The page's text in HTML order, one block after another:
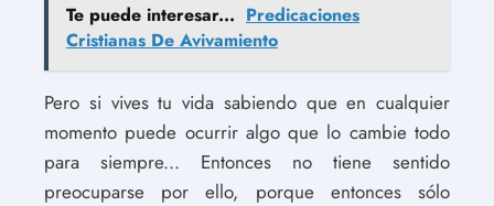
Te puede interesar... Predicaciones
Cristianas De Avivamiento
Pero si vives tu vida sabiendo que en cualquier
momento puede ocurrir algo que lo cambie todo
para siempre... Entonces no tiene sentido
preocuparse por ello, porque entonces sólo